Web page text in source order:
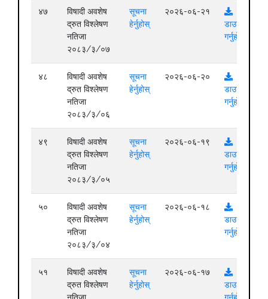
४७
विषादी अवशेष
द्रुत विश्लेषण
नतिजा
२०८३/३/०७
सूचना
हेर्नुहोस्
२०२६-०६-२१
डाउनलोड
गर्नुहोस्
४८
विषादी अवशेष
द्रुत विश्लेषण
नतिजा
२०८३/३/०६
सूचना
हेर्नुहोस्
२०२६-०६-२०
डाउनलोड
गर्नुहोस्
४९
विषादी अवशेष
द्रुत विश्लेषण
नतिजा
२०८३/३/०५
सूचना
हेर्नुहोस्
२०२६-०६-१९
डाउनलोड
गर्नुहोस्
५०
विषादी अवशेष
द्रुत विश्लेषण
नतिजा
२०८३/३/०४
सूचना
हेर्नुहोस्
२०२६-०६-१८
डाउनलोड
गर्नुहोस्
५१
विषादी अवशेष
द्रुत विश्लेषण
सूचना
हेर्नुहोस्
२०२६-०६-१७
डाउनलोड